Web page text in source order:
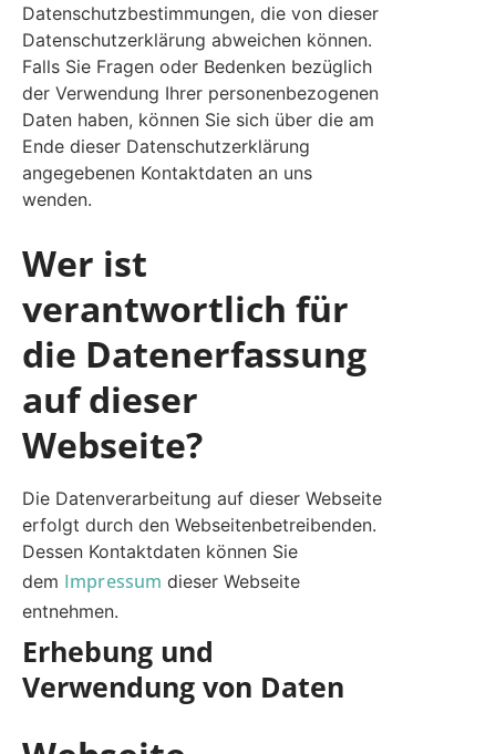
Datenschutzbestimmungen, die von dieser
Datenschutzerklärung abweichen können.
Falls Sie Fragen oder Bedenken bezüglich
der Verwendung Ihrer personenbezogenen
Daten haben, können Sie sich über die am
Ende dieser Datenschutzerklärung
angegebenen Kontaktdaten an uns
wenden.
Wer ist
verantwortlich für
die Datenerfassung
auf dieser
Webseite?
Die Datenverarbeitung auf dieser Webseite
erfolgt durch den Webseitenbetreibenden.
Dessen Kontaktdaten können Sie
dem Impressum dieser Webseite
entnehmen.
Erhebung und
Verwendung von Daten